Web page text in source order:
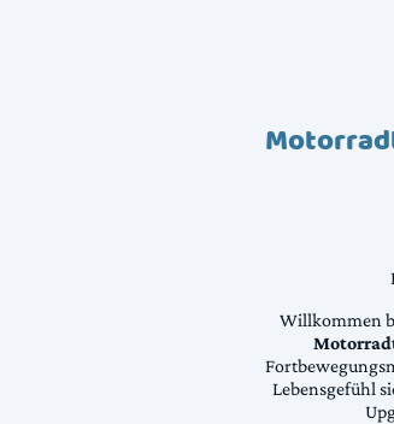
Willkommen
Lebensgefühl